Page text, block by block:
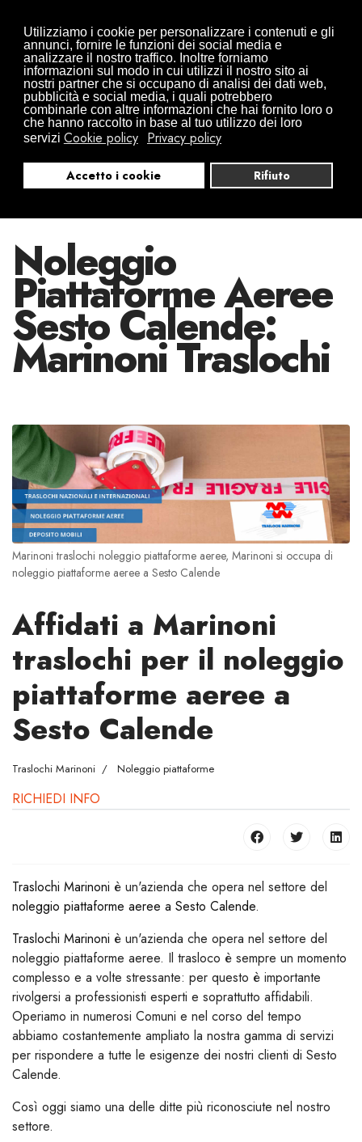
Utilizziamo i cookie per personalizzare i contenuti e gli
annunci, fornire le funzioni dei social media e
analizzare il nostro traffico. Inoltre forniamo
informazioni sul modo in cui utilizzi il nostro sito ai
nostri partner che si occupano di analisi dei dati web,
pubblicità e social media, i quali potrebbero
combinarle con altre informazioni che hai fornito loro o
che hanno raccolto in base al tuo utilizzo dei loro
servizi Cookie policy Privacy policy
Accetto i cookie Rifiuto
0322497832
+39 346 0941416
info@traslochimarinoni.it
Noleggio
Piattaforme Aeree
Sesto Calende:
Marinoni Traslochi
Marinoni traslochi noleggio piattaforme aeree, Marinoni si occupa di
noleggio piattaforme aeree a Sesto Calende
Affidati a Marinoni
traslochi per il noleggio
piattaforme aeree a
Sesto Calende
Traslochi Marinoni Noleggio piattaforme
RICHIEDI INFO
Traslochi Marinoni è un'azienda che opera nel settore del
noleggio piattaforme aeree a Sesto Calende.
Traslochi Marinoni è un'azienda che opera nel settore del
noleggio piattaforme aeree. Il trasloco è sempre un momento
complesso e a volte stressante: per questo è importante
rivolgersi a professionisti esperti e soprattutto affidabili.
Operiamo in numerosi Comuni e nel corso del tempo
abbiamo costantemente ampliato la nostra gamma di servizi
per rispondere a tutte le esigenze dei nostri clienti di Sesto
Calende.
Così oggi siamo una delle ditte più riconosciute nel nostro
settore.